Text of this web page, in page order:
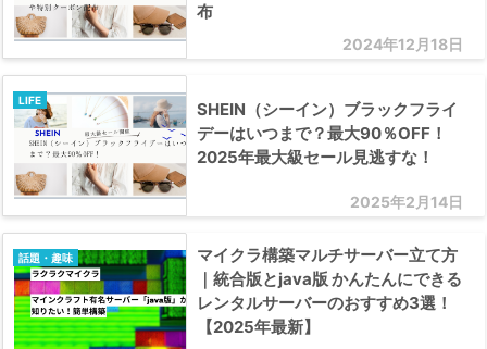
2024年12月18日
布
2025年2月14日
LIFE
SHEIN（シーイン）ブラックフライ
デーはいつまで？最大90％OFF！
2025年最大級セール見逃すな！
話題・趣味
マイクラ構築マルチサーバー立て方
｜統合版とjava版 かんたんにできる
レンタルサーバーのおすすめ3選！
【2025年最新】